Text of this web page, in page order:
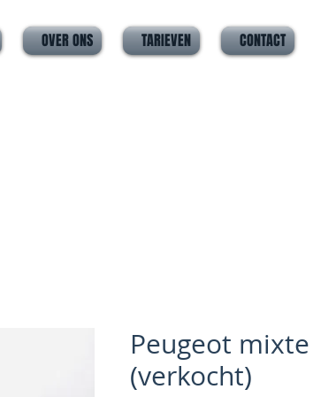
OVER ONS TARIEVEN CONTACT
Peugeot mixte
(verkocht)